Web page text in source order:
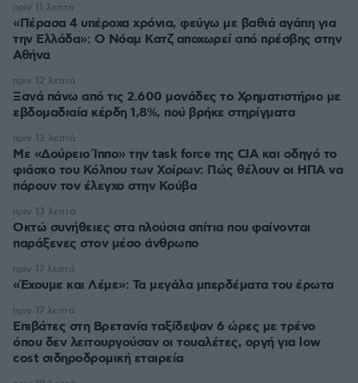
«Πέρασα 4 υπέροχα χρόνια, φεύγω με βαθιά αγάπη για
την Ελλάδα»: Ο Νόαμ Κατζ αποχωρεί από πρέσβης στην
Αθήνα
πριν 11 λεπτά
Ξανά πάνω από τις 2.600 μονάδες το Χρηματιστήριο με
εβδομαδιαία κέρδη 1,8%, πού βρήκε στηρίγματα
πριν 12 λεπτά
Με «Δούρειο Ίππο» την task force της CIA και οδηγό το
φιάσκο του Κόλπου των Χοίρων: Πώς θέλουν οι ΗΠΑ να
πάρουν τον έλεγχο στην Κούβα
πριν 13 λεπτά
Οκτώ συνήθειες στα πλούσια σπίτια που φαίνονται
παράξενες στον μέσο άνθρωπο
πριν 13 λεπτά
«Έχουμε και Λέμε»: Τα μεγάλα μπερδέματα του έρωτα
πριν 17 λεπτά
Επιβάτες στη Βρετανία ταξίδεψαν 6 ώρες με τρένο
όπου δεν λειτουργούσαν οι τουαλέτες, οργή για low
cost σιδηροδρομική εταιρεία
πριν 17 λεπτά